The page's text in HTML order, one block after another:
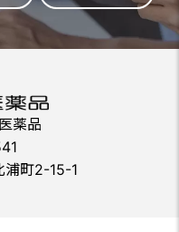
薬品
浦町2-15-1